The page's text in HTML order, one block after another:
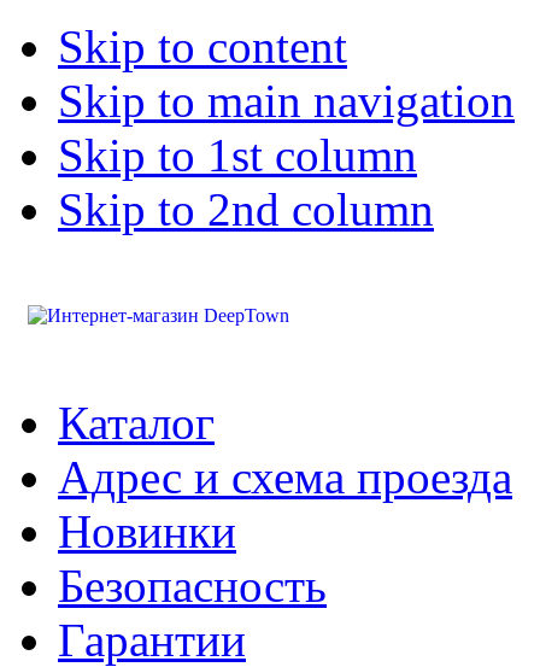
Skip to content
Skip to main navigation
Skip to 1st column
Skip to 2nd column
Каталог
Адрес и схема проезда
Новинки
Безопасность
Гарантии